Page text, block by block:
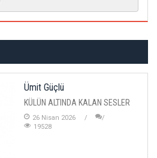
Ümit Güçlü
KÜLÜN ALTINDA KALAN SESLER
26 Nisan 2026
19528